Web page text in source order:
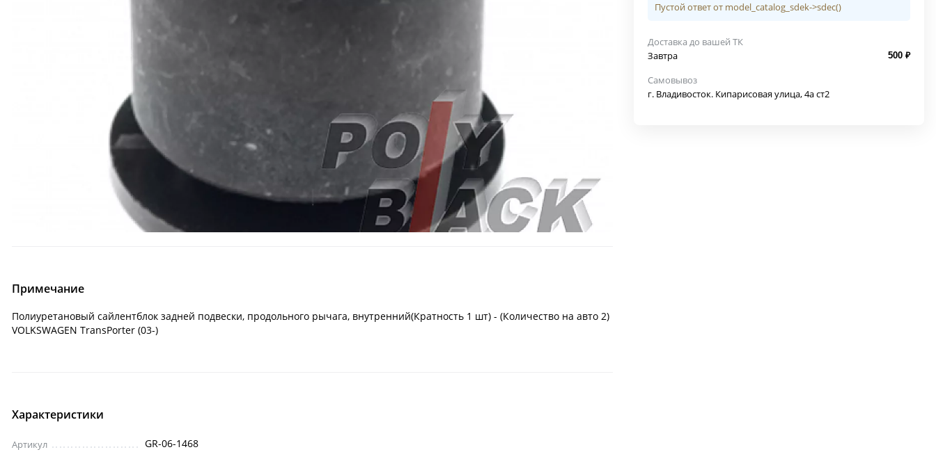
Примечание
Полиуретановый сайлентблок задней подвески, продольного рычага, внутренний(Кратность 1 шт) - (Количество на авто 2)
VOLKSWAGEN TransPorter (03-)
Характеристики
Артикул GR-06-1468
Пустой ответ от model_catalog_sdek->sdec()
Доставка до вашей ТК
Завтра
500 ₽
Самовывоз
г. Владивосток. Кипарисовая улица, 4а ст2